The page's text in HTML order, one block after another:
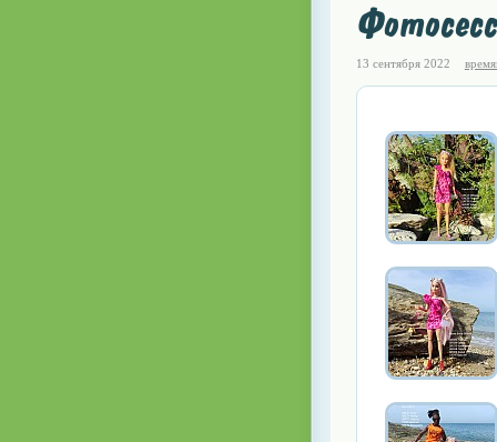
13 сентября 2022